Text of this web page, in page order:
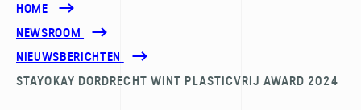
HOME
NEWSROOM
NIEUWSBERICHTEN
STAYOKAY DORDRECHT WINT PLASTICVRIJ AWARD 2024